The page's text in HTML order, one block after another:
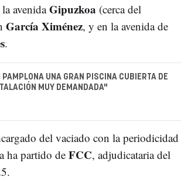
avenidaGipuzkoa (cerca del
García Ximénez, y en la avenida de
.
PAMPLONA UNA GRAN PISCINA CUBIERTA DE
MUY DEMANDADA"
del vaciado con la periodicidad
ha partido de FCC, adjudicataria del